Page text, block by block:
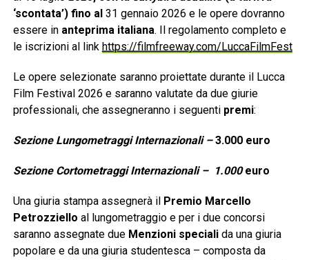
‘scontata’) fino al 31 gennaio 2026 e le opere dovranno
essere in anteprima italiana. Il regolamento completo e
le iscrizioni al link https://filmfreeway.com/LuccaFilmFest
Le opere selezionate saranno proiettate durante il Lucca
Film Festival 2026 e saranno valutate da due giurie
professionali, che assegneranno i seguenti premi:
Sezione Lungometraggi Internazionali –3.000 euro
Sezione Cortometraggi Internazionali – 1.000euro
Una giuria stampa assegnerà il Premio Marcello
Petrozziello al lungometraggio e per i due concorsi
saranno assegnate dueMenzioni speciali da una giuria
popolare e da una giuria studentesca – composta da